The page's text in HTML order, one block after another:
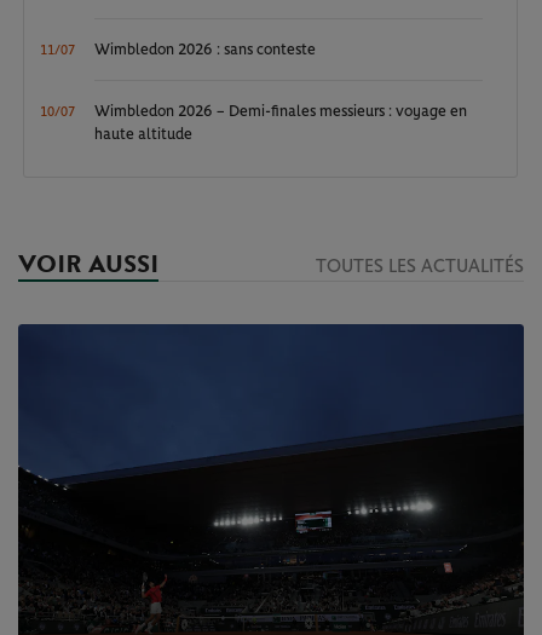
11/07 Wimbledon 2026 : sans conteste
10/07
Wimbledon 2026 – Demi-finales messieurs : voyage en
haute altitude
VOIR AUSSI TOUTES LES ACTUALITÉS